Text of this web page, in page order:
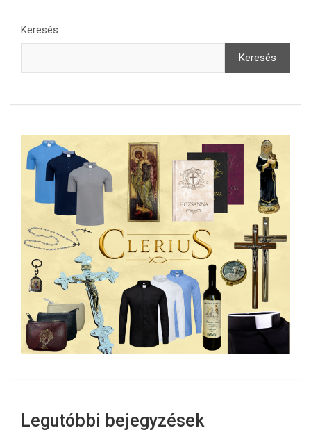
Keresés
Keresés
Legutóbbi bejegyzések